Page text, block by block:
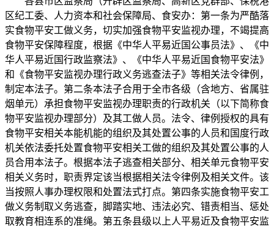
区纪工委、人力资本和社会保障局、食安办：第一条为严酷落
实食物平安工做义务，切实加强食物平安监视办理，不竭提高
食物平安保障程度，根据《中华人平易近国公事员法》、《中
华人平易近国行政监察法》、《中华人平易近国食物平安法》
和《食物平安监视办理行政义务逃查法子》等相关法令律例，
制定本法子。第二条本法子合用于全市各级（含地方、省属驻
烟单元）承担食物平安监视办理职责的行政机关（以下简称食
物平安监视办理部分）及其工做人员。法令、律例授权的具有
食物平安相关本能机能的组织及其处置公事的人员和国度行政
机关依法委托处置食物平安相关工做的组织及其处置公事的人
员合用本法子。根据本法子逃查相关部分、相关单元食物平安
相关义务时，职责界定该当根据相关法令律例及相关文件。该
当按照人事办理权限和处置法式打点。第四条实施食物平安工
做义务制取义务逃查，脚踏实地、违法必究、错责相当、惩处
取教育相连系的准绳。第五条县级以上人平易近及食物平安监